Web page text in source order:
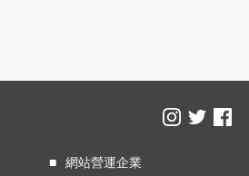
網站營運企業